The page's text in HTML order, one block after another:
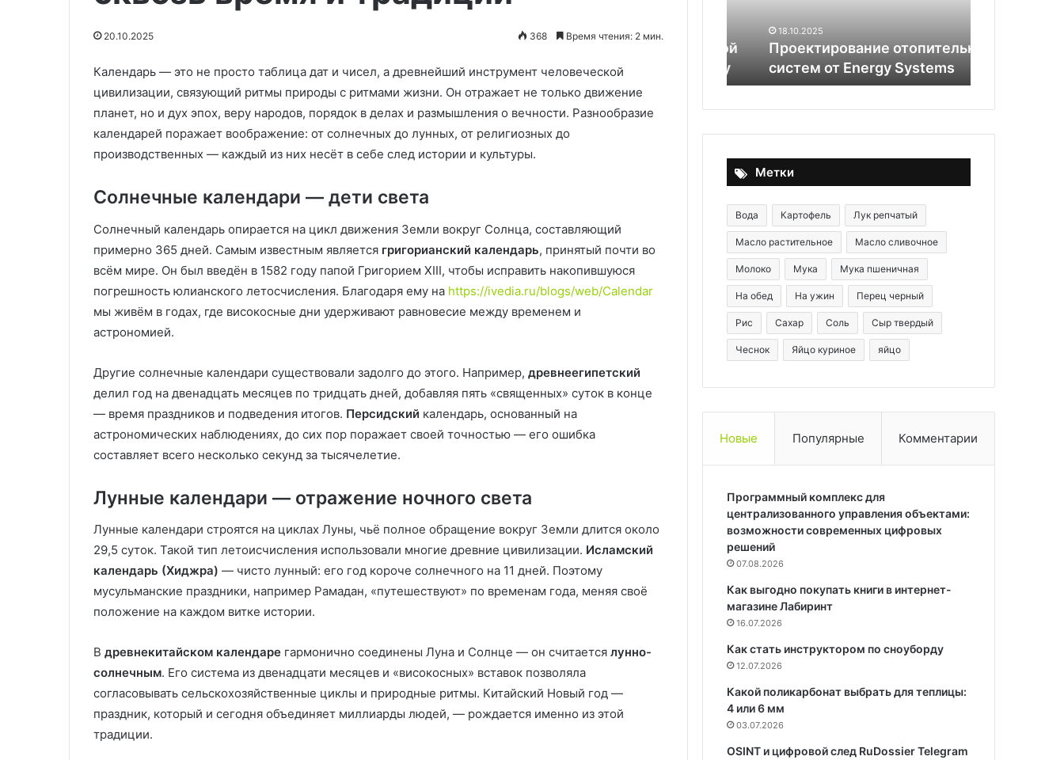
20.10.2025 368 Время чтения: 2 мин.
Календарь — это не просто таблица дат и чисел, а древнейший инструмент человеческой
цивилизации, связующий ритмы природы с ритмами жизни. Он отражает не только движение
планет, но и дух эпох, веру народов, порядок в делах и размышления о вечности. Разнообразие
календарей поражает воображение: от солнечных до лунных, от религиозных до
производственных — каждый из них несёт в себе след истории и культуры.
Солнечные календари — дети света
Солнечный календарь опирается на цикл движения Земли вокруг Солнца, составляющий
примерно 365 дней. Самым известным является григорианский календарь, принятый почти во
всём мире. Он был введён в 1582 году папой Григорием XIII, чтобы исправить накопившуюся
погрешность юлианского летосчисления. Благодаря ему на https://ivedia.ru/blogs/web/Calendar
мы живём в годах, где високосные дни удерживают равновесие между временем и
астрономией.
Другие солнечные календари существовали задолго до этого. Например, древнеегипетский
делил год на двенадцать месяцев по тридцать дней, добавляя пять «священных» суток в конце
— время праздников и подведения итогов. Персидский календарь, основанный на
астрономических наблюдениях, до сих пор поражает своей точностью — его ошибка
составляет всего несколько секунд за тысячелетие.
Лунные календари — отражение ночного света
Лунные календари строятся на циклах Луны, чьё полное обращение вокруг Земли длится около
29,5 суток. Такой тип летоисчисления использовали многие древние цивилизации. Исламский
календарь (Хиджра) — чисто лунный: его год короче солнечного на 11 дней. Поэтому
мусульманские праздники, например Рамадан, «путешествуют» по временам года, меняя своё
положение на каждом витке истории.
В древнекитайском календаре гармонично соединены Луна и Солнце — он считается лунно-
солнечным. Его система из двенадцати месяцев и «високосных» вставок позволяла
согласовывать сельскохозяйственные циклы и природные ритмы. Китайский Новый год —
праздник, который и сегодня объединяет миллиарды людей, — рождается именно из этой
традиции.
Любимое блюдо Льва
Толстого! Отмечаем 30
которого
приходят
в
полный
восторг!
Фирменная капуста маминой
приходят в полный восторг!
хрустящей
и
начинки,
которая
тает
во
Румяные колбаски из
картофеля и мяса: секрет
начинки, которая тает во рту
18.10.2025
Проектирование отопительных
систем от Energy Systems
чтобы
воздушную
плоской
Метки
Вода Картофель Лук репчатый
Масло растительное Масло сливочное
Молоко Мука Мука пшеничная
На обед На ужин Перец черный
Рис Сахар Соль Сыр твердый
Чеснок Яйцо куриное яйцо
Новые Популярные Комментарии
Программный комплекс для
централизованного управления объектами:
возможности современных цифровых
решений
07.08.2026
Как выгодно покупать книги в интернет-
магазине Лабиринт
16.07.2026
Как стать инструктором по сноуборду
12.07.2026
Какой поликарбонат выбрать для теплицы:
4 или 6 мм
03.07.2026
OSINT и цифровой след RuDossier Telegram